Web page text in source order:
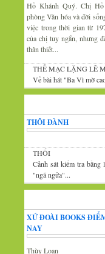
Hồ Khánh Quý. Chị
phòng Văn hóa và đời
việc trong thời gian từ
của chị tuy ngắn, nhưng
thân thiết...
THẾ MẠC LẶNG LẼ
Về bài hát "Ba Vì mờ
THÔI ĐÀNH
THỔI
Cảnh sát kiểm tra bằng
"ngã ngửa"...
XỨ ĐOÀI BOOKS
NAY
Thùy Loan